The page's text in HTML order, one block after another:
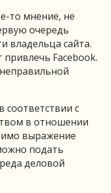
то мнение, не
очередь
владельца сайта.
привлечь Facebook.
соответствии с
в отношении
выражение
подать
деловой